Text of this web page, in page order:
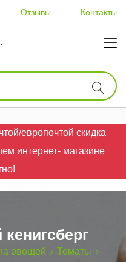
Отзывы Контакты
европочтой скидка
интернет- магазине
овощей
Томаты